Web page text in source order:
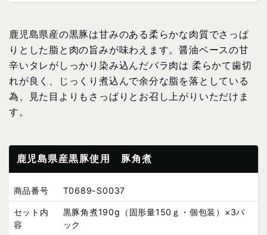
鹿児島県産の黒豚は甘みのある柔らかな肉質でさっぱ
りとした脂と肉の旨みが味わえます。醤油ベースの甘
辛いタレがしっかり染み込んだバラ肉は 柔らかて歯切
れが良く、じっくり煮込んで余分な脂を落としている
為、見た目よりもさっぱりとお召し上がりいただけま
す。
鹿児島県産黒豚使用 豚角煮
商品番号 T0689-S0037
セット内
容
黒豚角煮190g（固形量150ｇ・個包装）×3パ
ック